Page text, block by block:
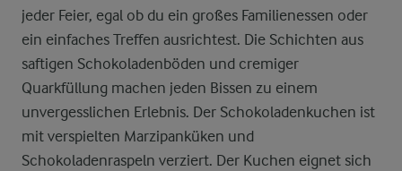
jeder Feier, egal ob du ein großes Familienessen oder
ein einfaches Treffen ausrichtest. Die Schichten aus
saftigen Schokoladenböden und cremiger
Quarkfüllung machen jeden Bissen zu einem
unvergesslichen Erlebnis. Der Schokoladenkuchen ist
mit verspielten Marzipanküken und
Schokoladenraspeln verziert. Der Kuchen eignet sich